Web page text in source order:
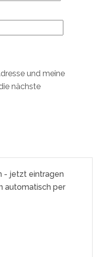
und meine
nächste
- jetzt eintragen
automatisch per